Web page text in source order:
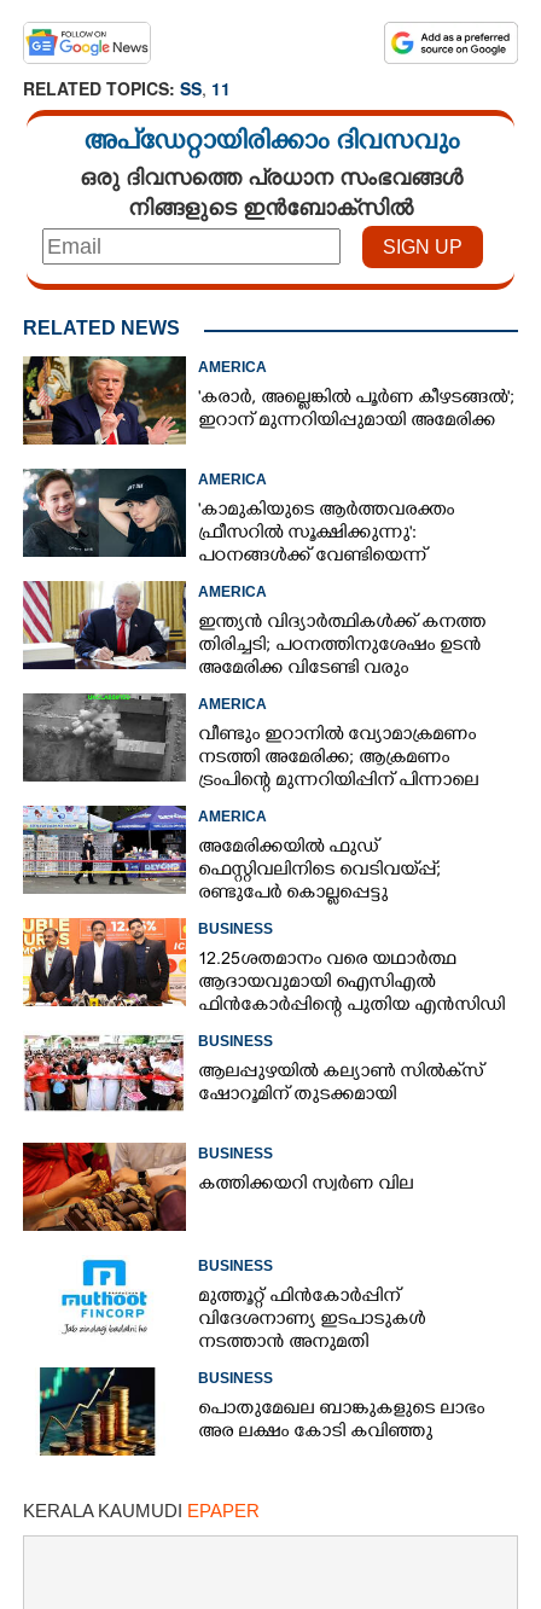
RELATED TOPICS: SS, 11
അപ്ഡേറ്റായിരിക്കാം ദിവസവും
ഒരു ദിവസത്തെ പ്രധാന സംഭവങ്ങൾ
നിങ്ങളുടെ ഇൻബോക്സിൽ
RELATED NEWS
AMERICA
'കരാർ, അല്ലെങ്കിൽ പൂർണ കീഴടങ്ങൽ';
ഇറാന് മുന്നറിയിപ്പുമായി അമേരിക്ക
AMERICA
'കാമുകിയുടെ ആർത്തവരക്തം
ഫ്രീസറിൽ സൂക്ഷിക്കുന്നു':
പഠനങ്ങൾക്ക് വേണ്ടിയെന്ന്
വിശദീകരണം,​ ചർച്ചയായി ബ്രയാൻ
ജോൺസന്റെ പോസ്റ്റ്
AMERICA
ഇന്ത്യൻ വിദ്യാർത്ഥികൾക്ക് കനത്ത
തിരിച്ചടി; പഠനത്തിനുശേഷം ഉടൻ
അമേരിക്ക വിടേണ്ടി വരും
AMERICA
വീണ്ടും ഇറാനിൽ വ്യോമാക്രമണം
നടത്തി അമേരിക്ക; ആക്രമണം
ട്രംപിന്റെ മുന്നറിയിപ്പിന് പിന്നാലെ
AMERICA
അമേരിക്കയിൽ ഫുഡ്
ഫെസ്റ്റിവലിനിടെ വെടിവയ്‌പ്പ്;
രണ്ടുപേർ കൊല്ലപ്പെട്ടു
BUSINESS
12.25ശതമാനം വരെ യഥാർത്ഥ
ആദായവുമായി ഐസിഎൽ
ഫിൻകോർപ്പിന്റെ പുതിയ എൻസിഡി
ഇഷ്യു ആരംഭിക്കുന്നു
BUSINESS
ആലപ്പുഴയിൽ കല്യാൺ സിൽക്‌സ്
ഷോറൂമിന് തുടക്കമായി
BUSINESS
കത്തിക്കയറി സ്വർണ വില
BUSINESS
മുത്തൂറ്റ് ഫിൻകോർപ്പിന്
വിദേശനാണ്യ ഇടപാടുകൾ
നടത്താൻ അനുമതി
BUSINESS
പൊതുമേഖല ബാങ്കുകളുടെ ലാഭം
അര ലക്ഷം കോടി കവിഞ്ഞു
KERALA KAUMUDI EPAPER